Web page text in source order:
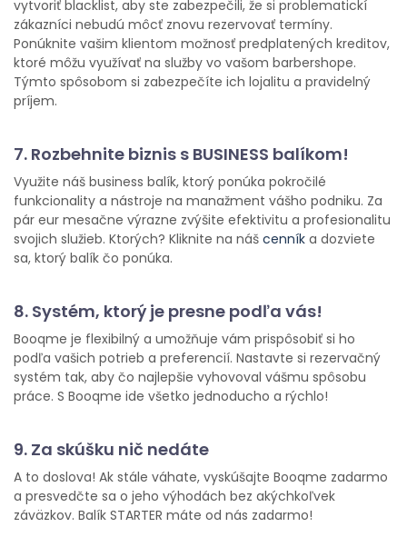
vytvoriť blacklist, aby ste zabezpečili, že si problematickí
zákazníci nebudú môcť znovu rezervovať termíny.
Ponúknite vašim klientom možnosť predplatených kreditov,
ktoré môžu využívať na služby vo vašom barbershope.
Týmto spôsobom si zabezpečíte ich lojalitu a pravidelný
príjem.
7. Rozbehnite biznis s BUSINESS balíkom!
Využite náš business balík, ktorý ponúka pokročilé
funkcionality a nástroje na manažment vášho podniku. Za
pár eur mesačne výrazne zvýšite efektivitu a profesionalitu
svojich služieb. Ktorých? Kliknite na náš cenník a dozviete
sa, ktorý balík čo ponúka.
8. Systém, ktorý je presne podľa vás!
Booqme je flexibilný a umožňuje vám prispôsobiť si ho
podľa vašich potrieb a preferencií. Nastavte si rezervačný
systém tak, aby čo najlepšie vyhovoval vášmu spôsobu
práce. S Booqme ide všetko jednoducho a rýchlo!
9. Za skúšku nič nedáte
A to doslova! Ak stále váhate, vyskúšajte Booqme zadarmo
a presvedčte sa o jeho výhodách bez akýchkoľvek
záväzkov. Balík STARTER máte od nás zadarmo!